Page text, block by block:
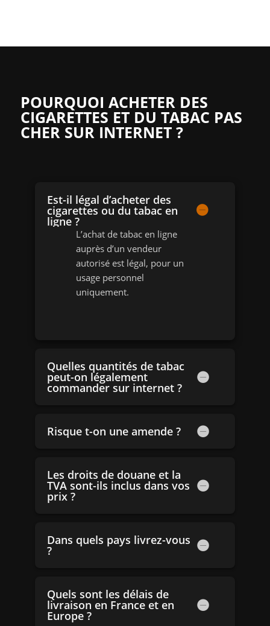
POURQUOI ACHETER DES
CIGARETTES ET DU TABAC PAS
CHER SUR INTERNET ?
Est-il légal d’acheter des
cigarettes ou du tabac en
ligne ?
L’achat de tabac en ligne
auprès d’un vendeur
autorisé est légal, pour un
usage personnel
uniquement.
Quelles quantités de tabac
peut-on légalement
commander sur internet ?
Risque t-on une amende ?
Les droits de douane et la
TVA sont-ils inclus dans vos
prix ?
Dans quels pays livrez-vous
?
Quels sont les délais de
livraison en France et en
Europe ?